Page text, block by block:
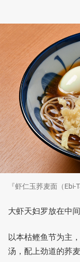
『虾仁玉荞麦面（
大虾天妇罗放在中
以本枯鲣鱼节为主
汤，配上劲道的荞